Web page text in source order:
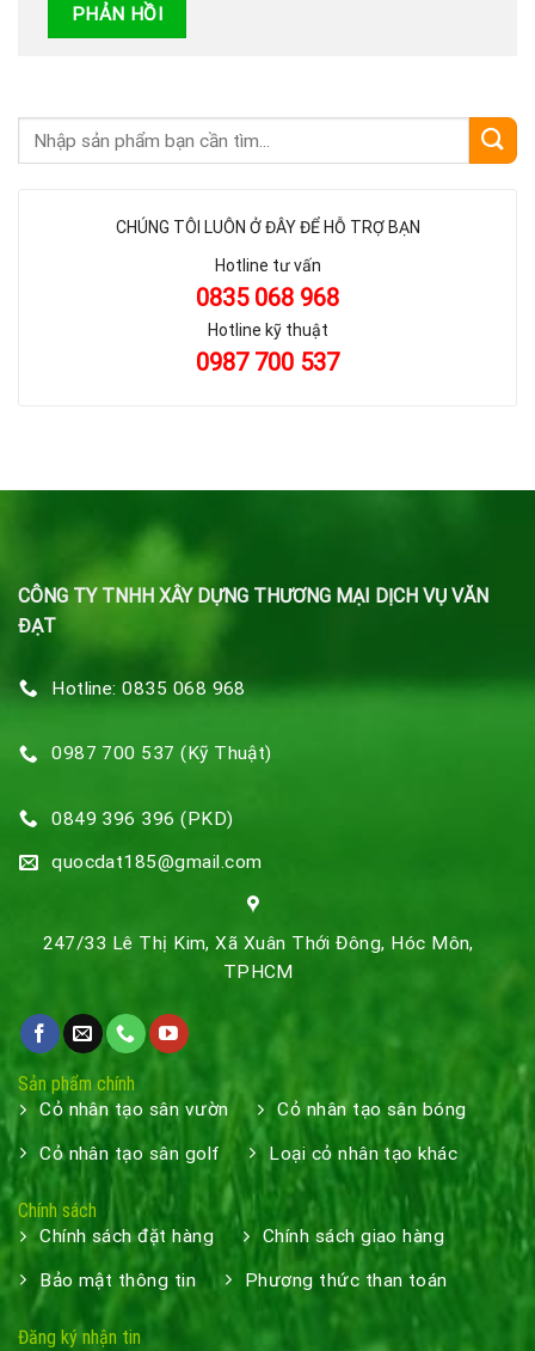
CHÚNG TÔI LUÔN Ở ĐÂY ĐỂ HỖ TRỢ BẠN
Hotline tư vấn
0835 068 968
Hotline kỹ thuật
0987 700 537
CÔNG TY TNHH XÂY DỰNG THƯƠNG MẠI DỊCH VỤ VĂN
ĐẠT
Hotline: 0835 068 968
0987 700 537 (Kỹ Thuật)
0849 396 396 (PKD)
quocdat185@gmail.com
247/33 Lê Thị Kim, Xã Xuân Thới Đông, Hóc Môn,
TPHCM
Sản phẩm chính
Cỏ nhân tạo sân vườn Cỏ nhân tạo sân bóng
Cỏ nhân tạo sân golf Loại cỏ nhân tạo khác
Chính sách
Chính sách đặt hàng Chính sách giao hàng
Bảo mật thông tin Phương thức than toán
Đăng ký nhận tin